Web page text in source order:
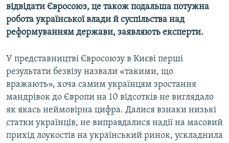
відвідати Євросоюз, це також подальша потужна
робота української влади й суспільства над
реформуванням держави, заявляють експерти.
У представництві Євросоюзу в Києві перші
результати безвізу назвали «такими, що
вражають», хоча самим українцям зростання
мандрівок до Європи на 10 відсотків не виглядало
як якась неймовірна цифра. Далися взнаки низькі
статки українців, не виправдалися надії на масовий
прихід лоукостів на український ринок, ускладнила